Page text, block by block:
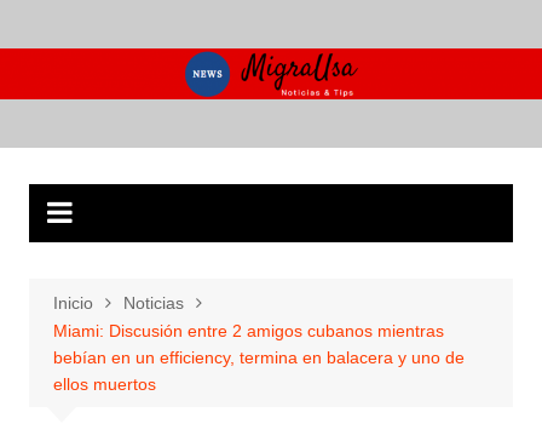
al
Inicio
Noticias
Miami: Discusión entre 2 amigos cubanos mientras
bebían en un efficiency, termina en balacera y uno de
ellos muertos